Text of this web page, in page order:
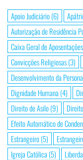
Apoio Judiciário(6)
Autorização de Residência
Caixa Geral de Aposentações
Convicções Religiosas(3)
Desenvolvimento da
Dignidade Humana (4)
Direito de Asilo(9)
Efeito Automático de
Estrangeiro(5)
Igreja Católica (5)